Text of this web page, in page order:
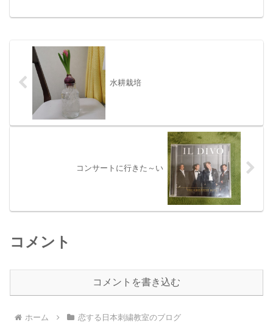
水耕栽培
コンサートに行きた～い
コメント
コメントを書き込む
ホーム 恋する日本刺繍教室のブログ